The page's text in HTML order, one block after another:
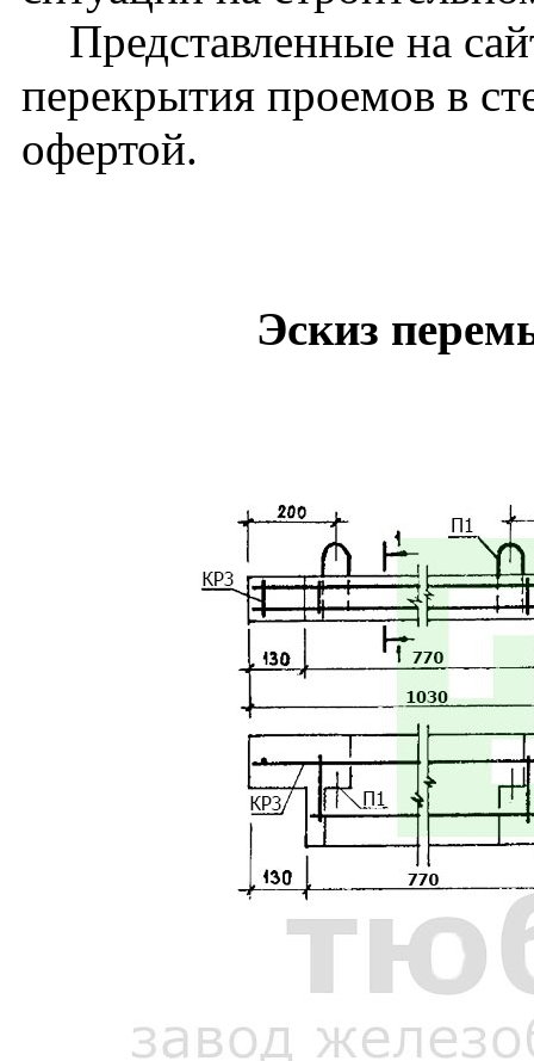
Представленные на
перекрытия проемов в
офертой.
Эскиз